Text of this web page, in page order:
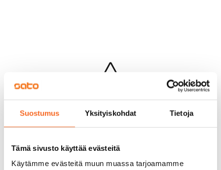
Suostumus Yksityiskohdat Tietoja
Tämä sivusto käyttää evästeitä
Käytämme evästeitä muun muassa tarjoamamme
Hups...
Jotakin meni pieleen sivun lataamisessa